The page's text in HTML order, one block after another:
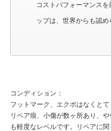
コストパフォーマンス
ップは、世界からも認め
コンディション：
フットマーク、エクボはなくと
リペア痕、小傷が数ヶ所あり、
も軽度なレベルです。リペアに